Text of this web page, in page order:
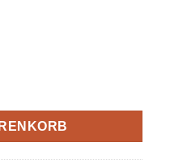
Papa, Papi oder Opa Menge